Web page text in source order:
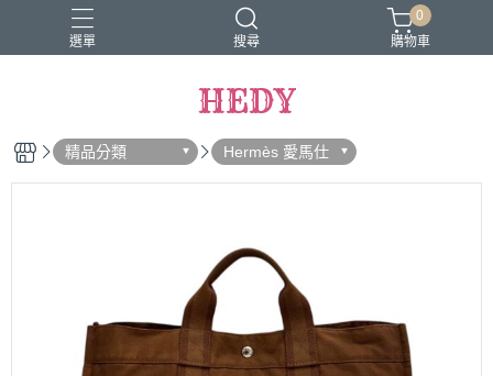
選單 搜尋
0
購物車
HEDY
精品分類 Hermès 愛馬仕